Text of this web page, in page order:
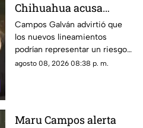
Chihuahua acusa
posible censura
impulsada desde el
Gobierno Federal
Campos Galván advirtió que
los nuevos lineamientos
podrían representar un riesgo
para la libertad de expresión
agosto 08, 2026 08:38 p. m.
Maru Campos alerta